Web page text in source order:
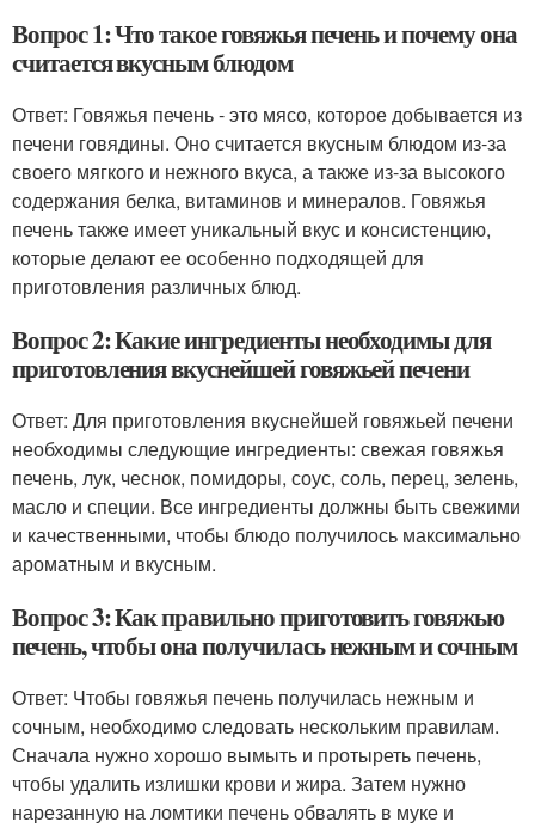
Вопрос 1: Что такое говяжья печень и почему она
считается вкусным блюдом
Ответ: Говяжья печень - это мясо, которое добывается из
печени говядины. Оно считается вкусным блюдом из-за
своего мягкого и нежного вкуса, а также из-за высокого
содержания белка, витаминов и минералов. Говяжья
печень также имеет уникальный вкус и консистенцию,
которые делают ее особенно подходящей для
приготовления различных блюд.
Вопрос 2: Какие ингредиенты необходимы для
приготовления вкуснейшей говяжьей печени
Ответ: Для приготовления вкуснейшей говяжьей печени
необходимы следующие ингредиенты: свежая говяжья
печень, лук, чеснок, помидоры, соус, соль, перец, зелень,
масло и специи. Все ингредиенты должны быть свежими
и качественными, чтобы блюдо получилось максимально
ароматным и вкусным.
Вопрос 3: Как правильно приготовить говяжью
печень, чтобы она получилась нежным и сочным
Ответ: Чтобы говяжья печень получилась нежным и
сочным, необходимо следовать нескольким правилам.
Сначала нужно хорошо вымыть и протыреть печень,
чтобы удалить излишки крови и жира. Затем нужно
нарезанную на ломтики печень обвалять в муке и